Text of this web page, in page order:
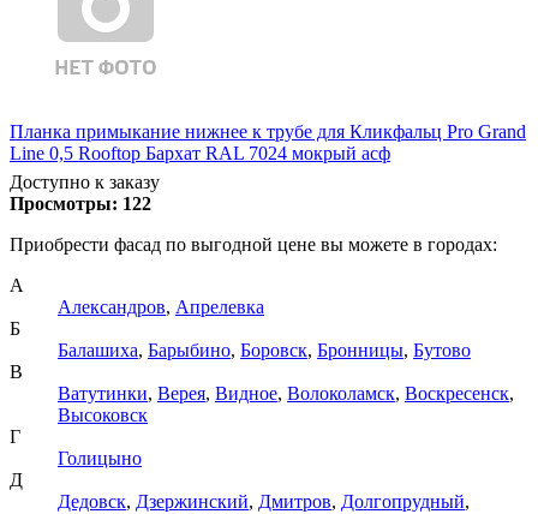
Планка примыкание нижнее к трубе для Кликфальц Pro Grand
Line 0,5 Rooftop Бархат RAL 7024 мокрый асф
Доступно к заказу
Просмотры: 122
Приобрести фасад по выгодной цене вы можете в городах:
А
Александров, Апрелевка
Б
Балашиха, Барыбино, Боровск, Бронницы, Бутово
В
Ватутинки, Верея, Видное, Волоколамск, Воскресенск,
Высоковск
Г
Голицыно
Д
Дедовск, Дзержинский, Дмитров, Долгопрудный,